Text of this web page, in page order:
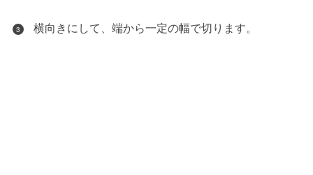
3 横向きにして、端から一定の幅で切ります。